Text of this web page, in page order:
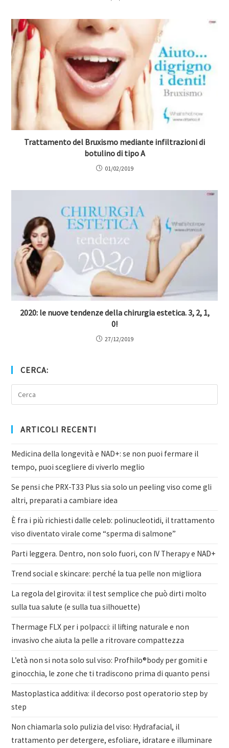
Trattamento del Bruxismo mediante infiltrazioni di
botulino di tipo A
01/02/2019
2020: le nuove tendenze della chirurgia estetica. 3, 2, 1,
0!
27/12/2019
CERCA:
ARTICOLI RECENTI
Medicina della longevità e NAD+: se non puoi fermare il
tempo, puoi scegliere di viverlo meglio
Se pensi che PRX-T33 Plus sia solo un peeling viso come gli
altri, preparati a cambiare idea
È fra i più richiesti dalle celeb: polinucleotidi, il trattamento
viso diventato virale come “sperma di salmone”
Parti leggera. Dentro, non solo fuori, con IV Therapy e NAD+
Trend social e skincare: perché la tua pelle non migliora
La regola del girovita: il test semplice che può dirti molto
sulla tua salute (e sulla tua silhouette)
Thermage FLX per i polpacci: il lifting naturale e non
invasivo che aiuta la pelle a ritrovare compattezza
L’età non si nota solo sul viso: Profhilo®body per gomiti e
ginocchia, le zone che ti tradiscono prima di quanto pensi
Mastoplastica additiva: il decorso post operatorio step by
step
Non chiamarla solo pulizia del viso: Hydrafacial, il
trattamento per detergere, esfoliare, idratare e illuminare